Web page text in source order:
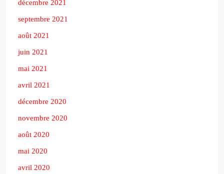
décembre 2021
septembre 2021
août 2021
juin 2021
mai 2021
avril 2021
décembre 2020
novembre 2020
août 2020
mai 2020
avril 2020